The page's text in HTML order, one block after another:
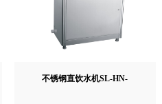
不锈钢直饮水机SL-HN-